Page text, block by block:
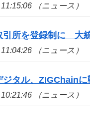
（ニュース）
引所を登録制に 大
（ニュース）
ジタル、ZIGChain
（ニュース）